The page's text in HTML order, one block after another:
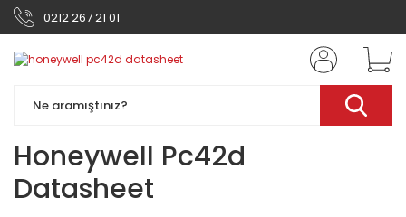
0212 267 21 01
Honeywell Pc42d
Datasheet